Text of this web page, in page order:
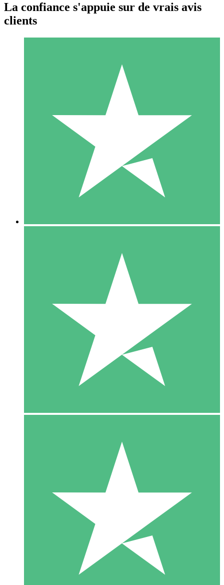
Packs de Crédits Individuels
Payez à l'utilisation avec des crédits de téléchargement. Sans
1 Téléchargement
10 00
10 Téléchargements
20 00
La confiance s'appuie sur de vrais avis
clients